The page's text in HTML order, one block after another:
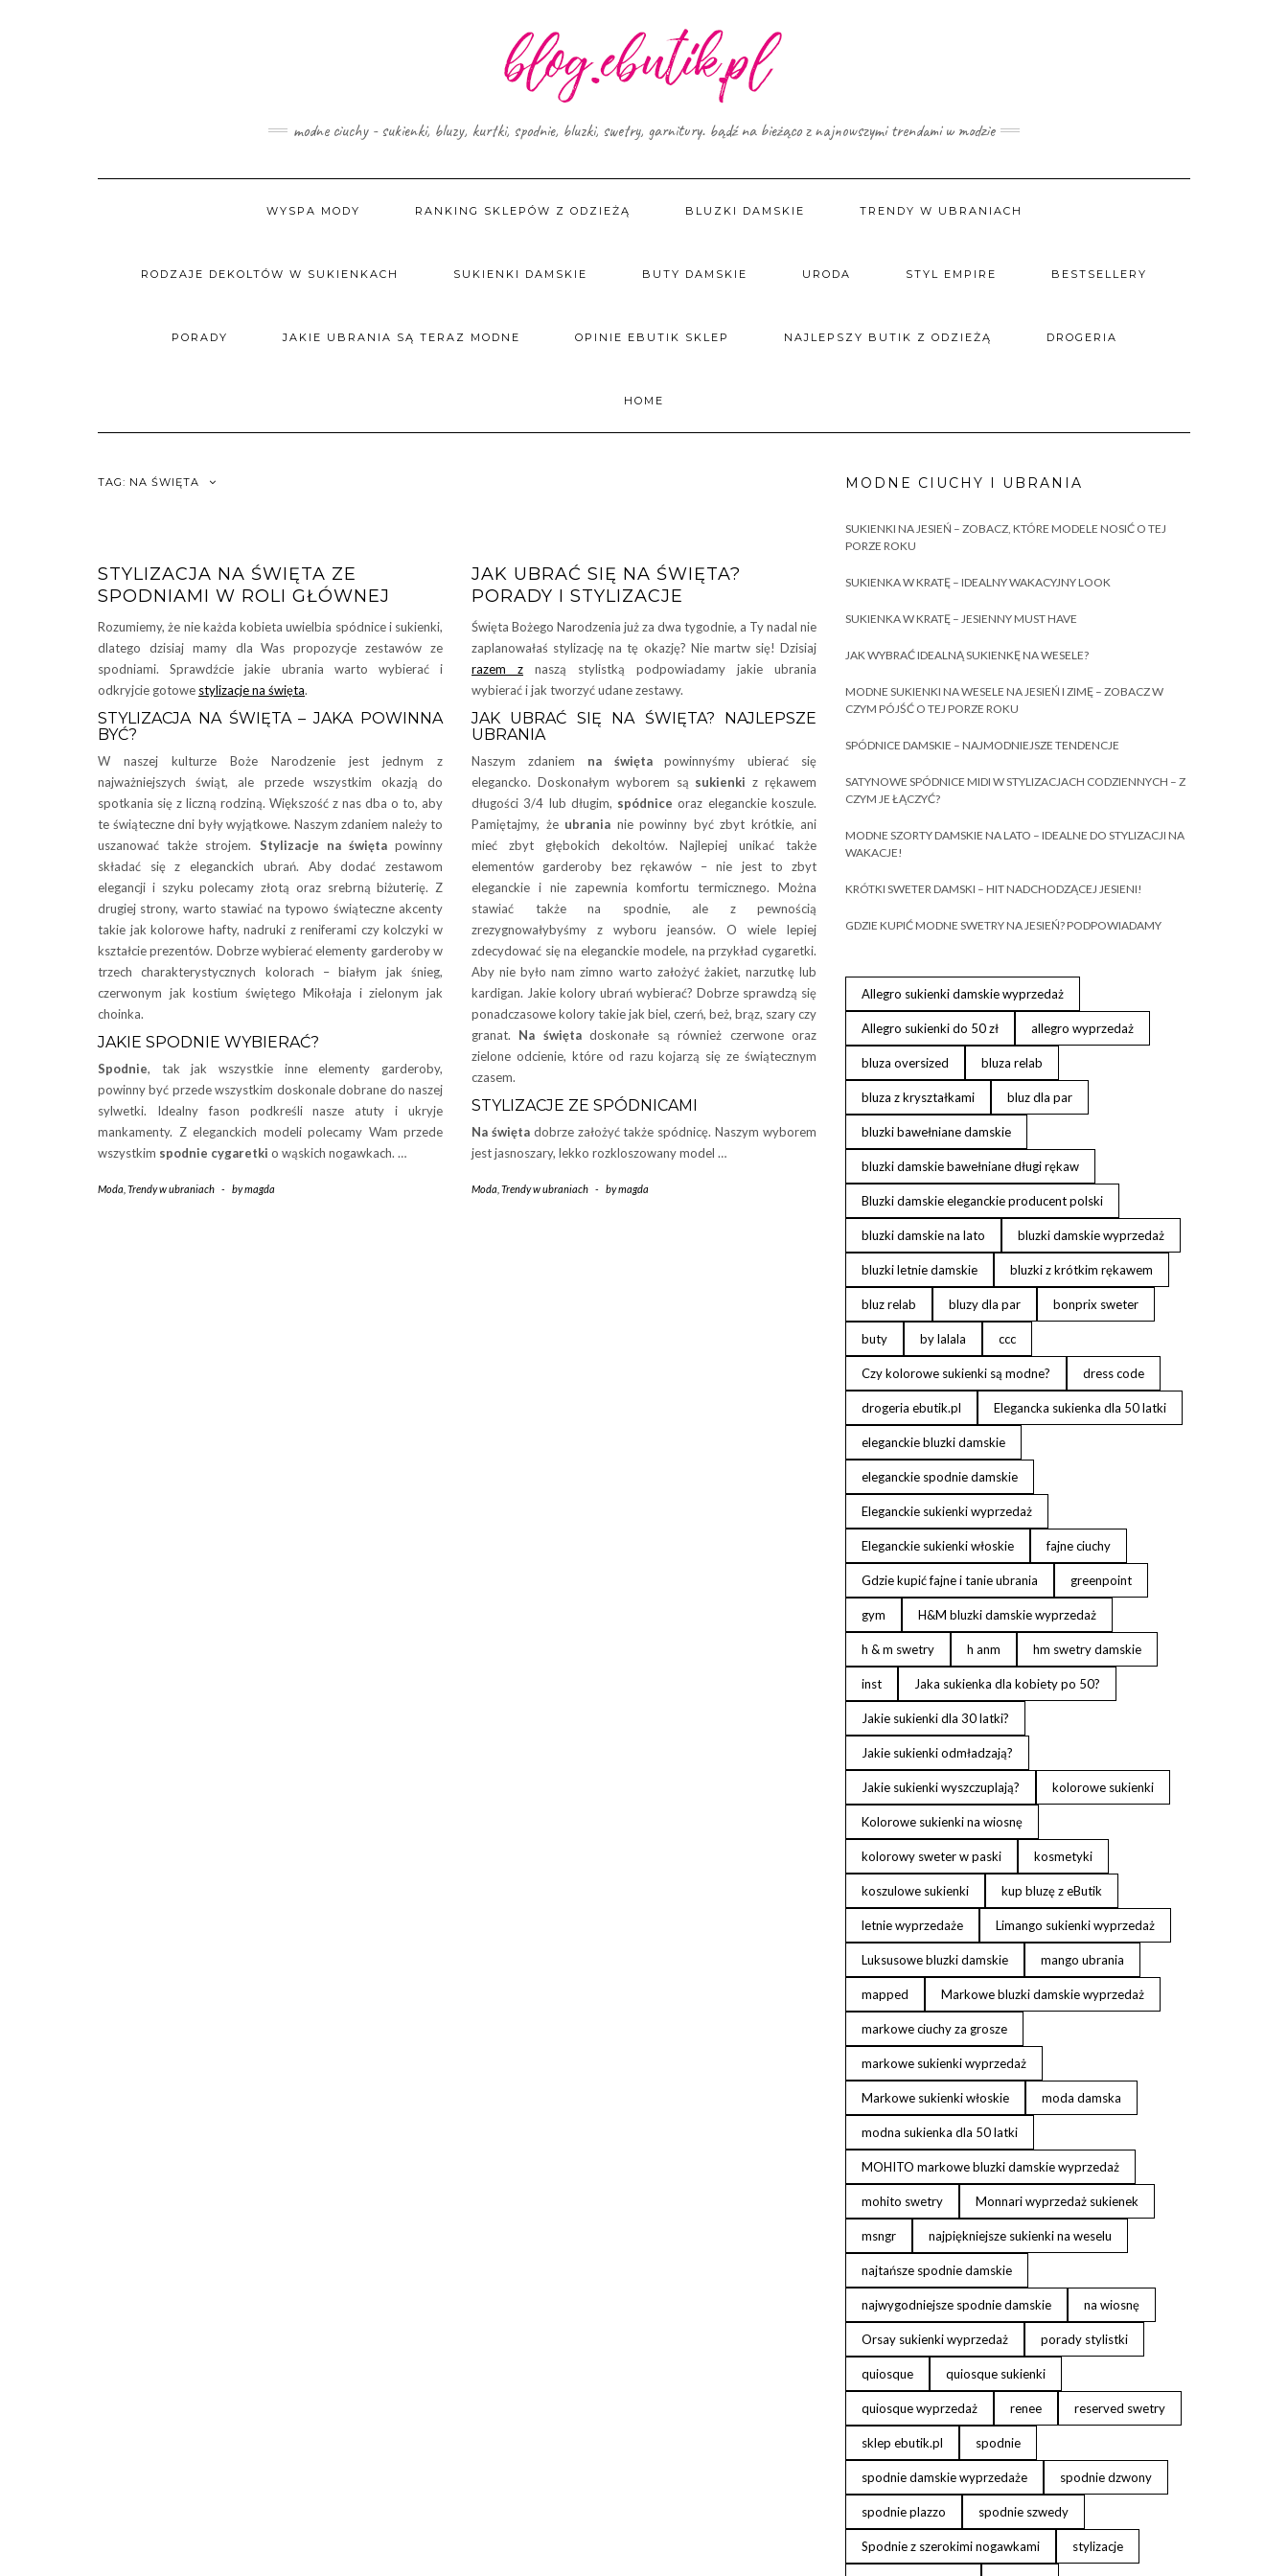
modne ciuchy - sukienki, bluzy, kurtki, spodnie, bluzki, swetry, garnitury. bądź na bieżąco z najnowszymi trendami w modzie
WYSPA MODY RANKING SKLEPÓW Z ODZIEŻĄ BLUZKI DAMSKIE TRENDY W UBRANIACH
RODZAJE DEKOLTÓW W SUKIENKACH SUKIENKI DAMSKIE BUTY DAMSKIE URODA STYL EMPIRE BESTSELLERY
PORADY JAKIE UBRANIA SĄ TERAZ MODNE OPINIE EBUTIK SKLEP NAJLEPSZY BUTIK Z ODZIEŻĄ DROGERIA
HOME
TAG: NA ŚWIĘTA
STYLIZACJA NA ŚWIĘTA ZE
SPODNIAMI W ROLI GŁÓWNEJ
Rozumiemy, że nie każda kobieta uwielbia spódnice i sukienki,
dlatego dzisiaj mamy dla Was propozycje zestawów ze
spodniami. Sprawdźcie jakie ubrania warto wybierać i
odkryjcie gotowe stylizacje na święta.
STYLIZACJA NA ŚWIĘTA – JAKA POWINNA
BYĆ?
W naszej kulturze Boże Narodzenie jest jednym z
najważniejszych świąt, ale przede wszystkim okazją do
spotkania się z liczną rodziną. Większość z nas dba o to, aby
te świąteczne dni były wyjątkowe. Naszym zdaniem należy to
uszanować także strojem. Stylizacje na świętapowinny
składać się z eleganckich ubrań. Aby dodać zestawom
elegancji i szyku polecamy złotą oraz srebrną biżuterię. Z
drugiej strony, warto stawiać na typowo świąteczne akcenty
takie jak kolorowe hafty, nadruki z reniferami czy kolczyki w
kształcie prezentów. Dobrze wybierać elementy garderoby w
trzech charakterystycznych kolorach – białym jak śnieg,
czerwonym jak kostium świętego Mikołaja i zielonym jak
choinka.
JAKIE SPODNIE WYBIERAĆ?
Spodnie, tak jak wszystkie inne elementy garderoby,
powinny być przede wszystkim doskonale dobrane do naszej
sylwetki. Idealny fason podkreśli nasze atuty i ukryje
mankamenty. Z eleganckich modeli polecamy Wam przede
wszystkim spodnie cygaretki o wąskich nogawkach. …
Moda Trendy w ubraniach - bymagda
JAK UBRAĆ SIĘ NA ŚWIĘTA?
PORADY I STYLIZACJE
Święta Bożego Narodzenia już za dwa tygodnie, a Ty nadal nie
zaplanowałaś stylizację na tę okazję? Nie martw się! Dzisiaj
razem z naszą stylistką podpowiadamy jakie ubrania
wybierać i jak tworzyć udane zestawy.
JAK UBRAĆ SIĘ NA ŚWIĘTA? NAJLEPSZE
UBRANIA
Naszym zdaniem na świętapowinnyśmy ubierać się
elegancko. Doskonałym wyborem są sukienki z rękawem
długości 3/4 lub długim, spódnice oraz eleganckie koszule.
Pamiętajmy, że ubrania nie powinny być zbyt krótkie, ani
mieć zbyt głębokich dekoltów. Najlepiej unikać także
elementów garderoby bez rękawów – nie jest to zbyt
eleganckie i nie zapewnia komfortu termicznego. Można
stawiać także na spodnie, ale z pewnością
zrezygnowałybyśmy z wyboru jeansów. O wiele lepiej
zdecydować się na eleganckie modele, na przykład cygaretki.
Aby nie było nam zimno warto założyć żakiet, narzutkę lub
kardigan. Jakie kolory ubrań wybierać? Dobrze sprawdzą się
ponadczasowe kolory takie jak biel, czerń, beż, brąz, szary czy
granat. Na świętadoskonałe są również czerwone oraz
zielone odcienie, które od razu kojarzą się ze świątecznym
czasem.
STYLIZACJE ZE SPÓDNICAMI
Na świętadobrze założyć także spódnicę. Naszym wyborem
jest jasnoszary, lekko rozkloszowany model …
Moda Trendy w ubraniach - bymagda
MODNE CIUCHY I UBRANIA
SUKIENKI NA JESIEŃ – ZOBACZ, KTÓRE MODELE NOSIĆ O TEJ
PORZE ROKU
SUKIENKA W KRATĘ – IDEALNY WAKACYJNY LOOK
SUKIENKA W KRATĘ – JESIENNY MUST HAVE
JAK WYBRAĆ IDEALNĄ SUKIENKĘ NA WESELE?
MODNE SUKIENKI NA WESELE NA JESIEŃ I ZIMĘ – ZOBACZ W
CZYM PÓJŚĆ O TEJ PORZE ROKU
SPÓDNICE DAMSKIE – NAJMODNIEJSZE TENDENCJE
SATYNOWE SPÓDNICE MIDI W STYLIZACJACH CODZIENNYCH – Z
CZYM JE ŁĄCZYĆ?
MODNE SZORTY DAMSKIE NA LATO – IDEALNE DO STYLIZACJI NA
WAKACJE!
KRÓTKI SWETER DAMSKI – HIT NADCHODZĄCEJ JESIENI!
GDZIE KUPIĆ MODNE SWETRY NA JESIEŃ? PODPOWIADAMY
Allegro sukienki damskie wyprzedaż
Allegro sukienki do 50 zł allegro wyprzedaż
bluza oversized bluza relab
bluza z kryształkami bluz dla par
bluzki bawełniane damskie
bluzki damskie bawełniane długi rękaw
Bluzki damskie eleganckie producent polski
bluzki damskie na lato bluzki damskie wyprzedaż
bluzki letnie damskie bluzki z krótkim rękawem
bluz relab bluzy dla par bonprix sweter
buty by lalala ccc
Czy kolorowe sukienki są modne? dress code
drogeria ebutik.pl Elegancka sukienka dla 50 latki
eleganckie bluzki damskie
eleganckie spodnie damskie
Eleganckie sukienki wyprzedaż
Eleganckie sukienki włoskie fajne ciuchy
Gdzie kupić fajne i tanie ubrania greenpoint
gym H&M bluzki damskie wyprzedaż
h & m swetry h anm hm swetry damskie
inst Jaka sukienka dla kobiety po 50?
Jakie sukienki dla 30 latki?
Jakie sukienki odmładzają?
Jakie sukienki wyszczuplają? kolorowe sukienki
Kolorowe sukienki na wiosnę
kolorowy sweter w paski kosmetyki
koszulowe sukienki kup bluzę z eButik
letnie wyprzedaże Limango sukienki wyprzedaż
Luksusowe bluzki damskie mango ubrania
mapped Markowe bluzki damskie wyprzedaż
markowe ciuchy za grosze
markowe sukienki wyprzedaż
Markowe sukienki włoskie moda damska
modna sukienka dla 50 latki
MOHITO markowe bluzki damskie wyprzedaż
mohito swetry Monnari wyprzedaż sukienek
msngr najpiękniejsze sukienki na weselu
najtańsze spodnie damskie
najwygodniejsze spodnie damskie na wiosnę
Orsay sukienki wyprzedaż porady stylistki
quiosque quiosque sukienki
quiosque wyprzedaż renee reserved swetry
sklep ebutik.pl spodnie
spodnie damskie wyprzedaże spodnie dzwony
spodnie plazzo spodnie szwedy
Spodnie z szerokimi nogawkami stylizacje